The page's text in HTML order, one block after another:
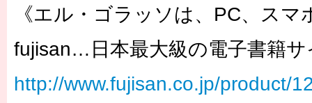
《エル・ゴラッソは、PC、スマ
fujisan…日本最大級の電子書籍サ
http://www.fujisan.co.jp/product/